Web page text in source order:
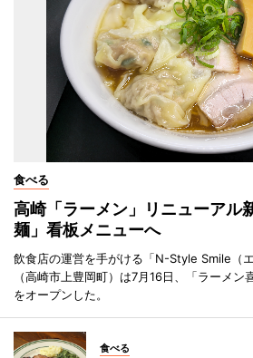
食べる
高崎「ラーメン」リニューア
麺」看板メニューへ
飲食店の運営を手がける「N-Style Smile（
（高崎市上豊岡町）は7月16日、「ラーメン
をオープンした。
食べる